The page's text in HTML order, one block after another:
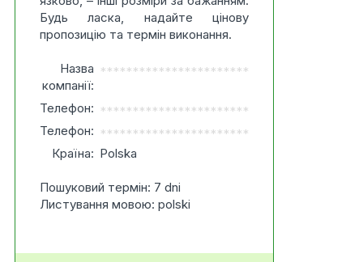
Будь ласка, надайте цінову
пропозицію та термін виконання.
Назва
компанії:
***********************
Телефон: ***********************
Телефон: ***********************
Країна: Polska
Пошуковий термін: 7 dni
Листування мовою: polski